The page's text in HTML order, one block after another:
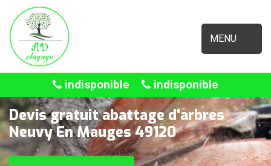
MENU
indisponible indisponible
Devis gratuit abattage d'arbres
Neuvy En Mauges 49120